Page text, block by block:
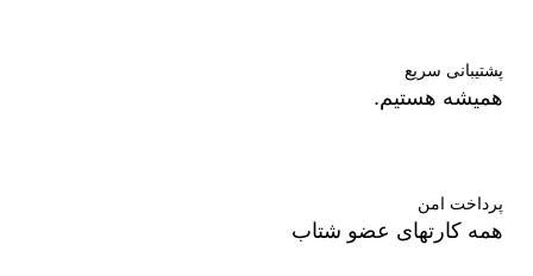
پشتیبانی سریع
همیشه هستیم.
پرداخت امن
همه کارتهای عضو شتاب